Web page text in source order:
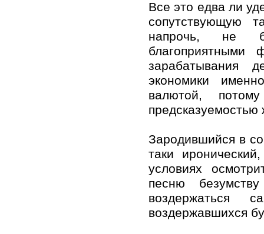
Все это едва ли
сопутствующую
напрочь, не
благоприятными
зарабатывания
экономики
валютой,
предсказуемостью
Зародившийся в
таки
условиях
песню
воздержаться
воздержавшихся